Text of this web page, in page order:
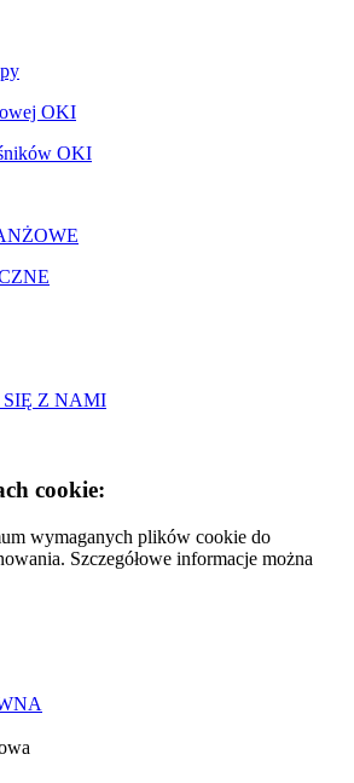
OKI
OKI
Z NAMI
cookie:
wymaganych plików cookie do
Szczegółowe informacje można